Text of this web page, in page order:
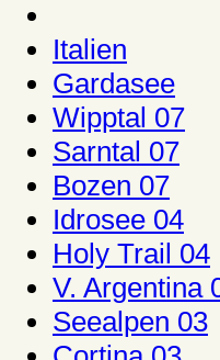
Italien
Gardasee
Wipptal 07
Sarntal 07
Bozen 07
Idrosee 04
Holy Trail 04
V. Argentina
Seealpen 03